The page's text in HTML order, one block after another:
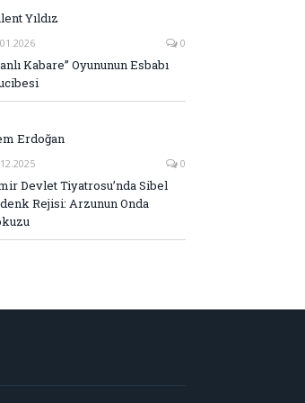
Yıldız
0
Kabare” Oyununun Esbabı
Erdoğan
0
Devlet Tiyatrosu’nda Sibel
Rejisi: Arzunun Onda